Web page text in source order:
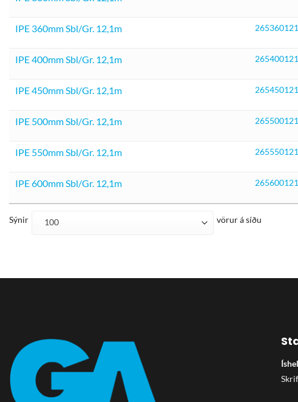
IPE 360mm Sbl/Gr. 12,1m 265360121
IPE 400mm Sbl/Gr. 12,1m 265400121
IPE 450mm Sbl/Gr. 12,1m 265450121
IPE 500mm Sbl/Gr. 12,1m 265500121
IPE 550mm Sbl/Gr. 12,1m 265550121
IPE 600mm Sbl/Gr. 12,1m 265600121
Sýnir 100 vörur á síðu